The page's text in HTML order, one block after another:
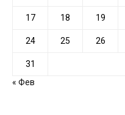
17 18 19
24 25 26
31
« Фев